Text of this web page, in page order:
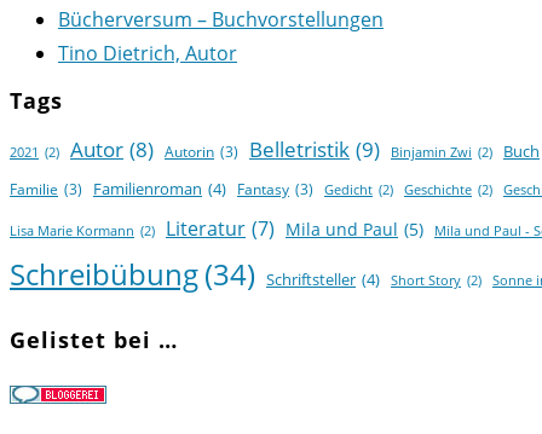
Bücherversum – Buchvorstellungen
Tino Dietrich, Autor
Tags
2021 (2) Autor (8) Autorin (3) Belletristik (9) Binjamin Zwi (2) Buch
Familie (3) Familienroman (4) Fantasy (3) Gedicht (2) Geschichte (2)
Lisa Marie Kormann (2) Literatur (7) Mila und Paul (5) Mila und Paul -
Schreibübung(34) Schriftsteller (4) Short Story (2) Sonne
Gelistet bei …